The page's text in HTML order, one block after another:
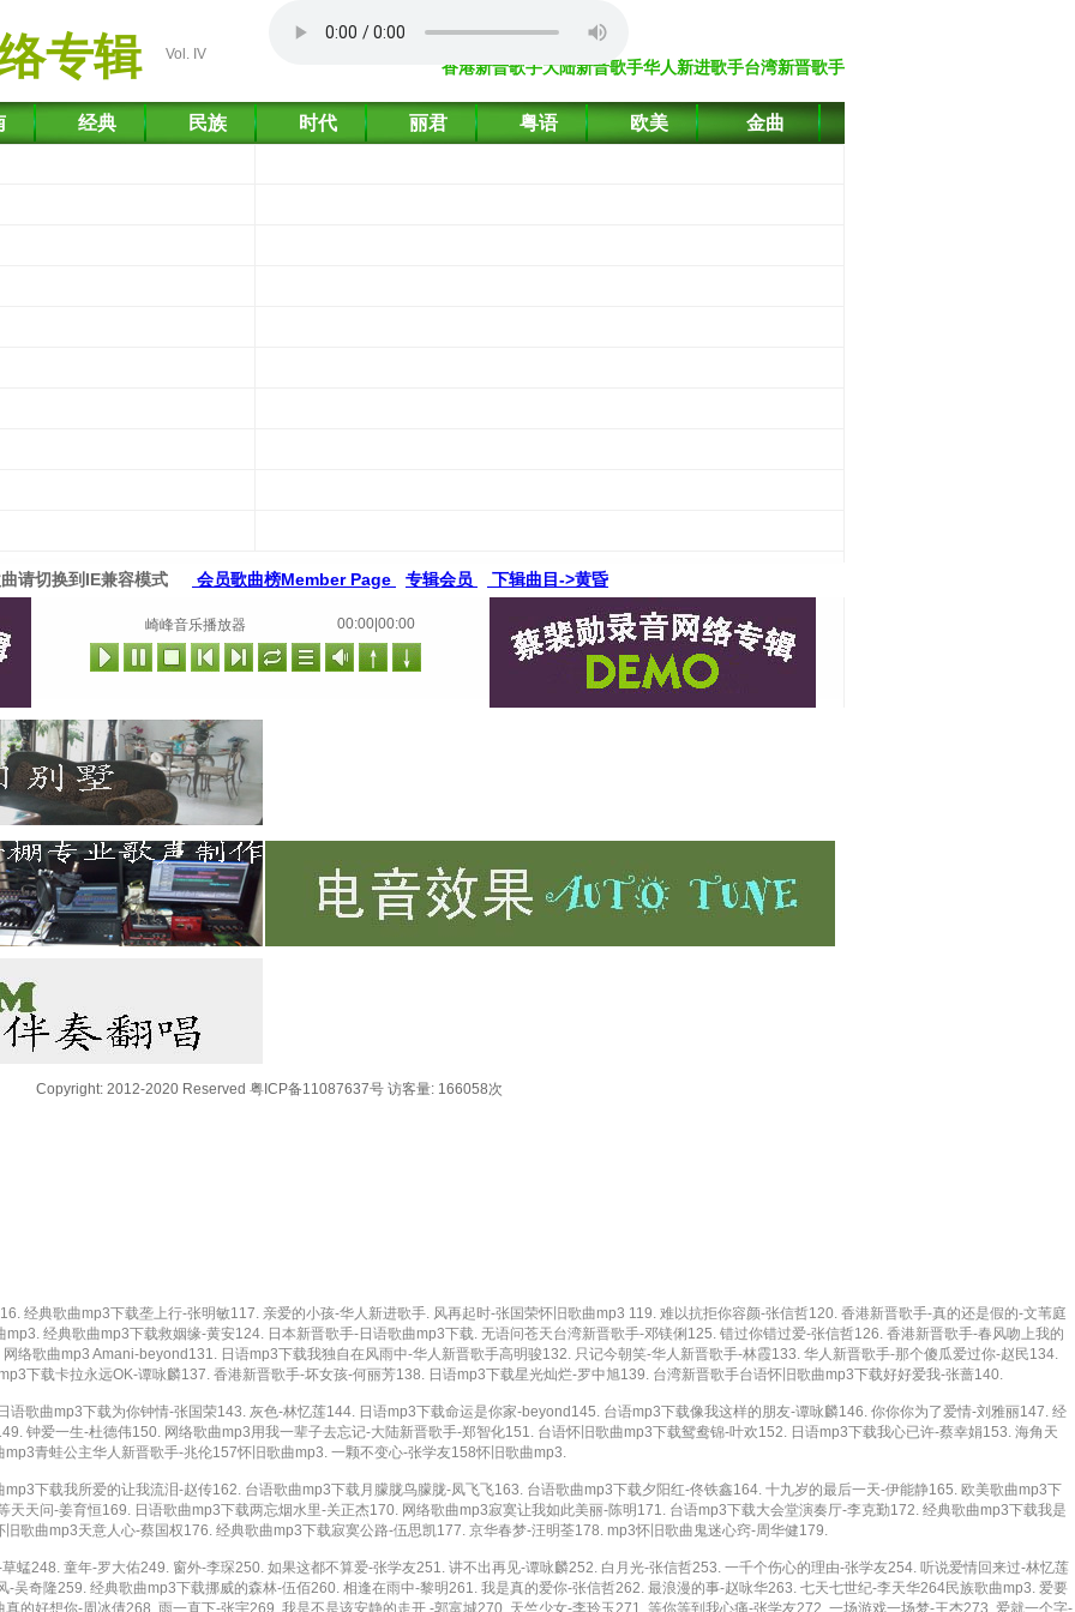
专辑 Vol. IV
香港新晋歌手大陆新晋歌手华人新进歌手台湾新晋歌手
经典 民族 时代 丽君 粤语 欧美 金曲
曲请切换到IE兼容模式 会员歌曲榜Member Page 专辑会员 下辑曲目->黄昏
崎峰音乐播放器 00:00|00:00
Copyright: 2012-2020 Reserved 粤ICP备11087637号 访客量: 166058次
经典歌曲mp3下载垄上行-张明敏117. 亲爱的小孩-华人新进歌手. 风再起时-张国荣怀旧歌曲mp3 119. 难以抗拒你容颜-张信哲120. 香港新晋歌手-真的还是假的-文苇庭
经典歌曲mp3下载救姻缘-黄安124. 日本新晋歌手-日语歌曲mp3下载. 无语问苍天台湾新晋歌手-邓镁俐125. 错过你错过爱-张信哲126. 香港新晋歌手-春风吻上我的
络歌曲mp3 Amani-beyond131. 日语mp3下载我独自在风雨中-华人新晋歌手高明骏132. 只记今朝笑-华人新晋歌手-林霞133. 华人新晋歌手-那个傻瓜爱过你-赵民134.
下载卡拉永远OK-谭咏麟137. 香港新晋歌手-坏女孩-何丽芳138. 日语mp3下载星光灿烂-罗中旭139. 台湾新晋歌手台语怀旧歌曲mp3下载好好爱我-张蔷140.
歌曲mp3下载为你钟情-张国荣143. 灰色-林忆莲144. 日语mp3下载命运是你家-beyond145. 台语mp3下载像我这样的朋友-谭咏麟146. 你你你为了爱情-刘雅丽147. 经
钟爱一生-杜德伟150. 网络歌曲mp3用我一辈子去忘记-大陆新晋歌手-郑智化151. 台语怀旧歌曲mp3下载鸳鸯锦-叶欢152. 日语mp3下载我心已许-蔡幸娟153. 海角天
青蛙公主华人新晋歌手-兆伦157怀旧歌曲mp3. 一颗不变心-张学友158怀旧歌曲mp3.
下载我所爱的让我流泪-赵传162. 台语歌曲mp3下载月朦胧鸟朦胧-凤飞飞163. 台语歌曲mp3下载夕阳红-佟铁鑫164. 十九岁的最后一天-伊能静165. 欧美歌曲mp3下
天问-姜育恒169. 日语歌曲mp3下载两忘烟水里-关正杰170. 网络歌曲mp3寂寞让我如此美丽-陈明171. 台语mp3下载大会堂演奏厅-李克勤172. 经典歌曲mp3下载我是
歌曲mp3天意人心-蔡国权176. 经典歌曲mp3下载寂寞公路-伍思凯177. 京华春梦-汪明荃178. mp3怀旧歌曲鬼迷心窍-周华健179.
蜢248. 童年-罗大佑249. 窗外-李琛250. 如果这都不算爱-张学友251. 讲不出再见-谭咏麟252. 白月光-张信哲253. 一千个伤心的理由-张学友254. 听说爱情回来过-林忆莲
奇隆259. 经典歌曲mp3下载挪威的森林-伍佰260. 相逢在雨中-黎明261. 我是真的爱你-张信哲262. 最浪漫的事-赵咏华263. 七天七世纪-李天华264民族歌曲mp3. 爱要
的好想你-周冰倩268. 雨一直下-张宇269. 我是不是该安静的走开 -郭富城270. 天竺少女-李玲玉271. 等你等到我心痛-张学友272. 一场游戏一场梦-王杰273. 爱就一个字-